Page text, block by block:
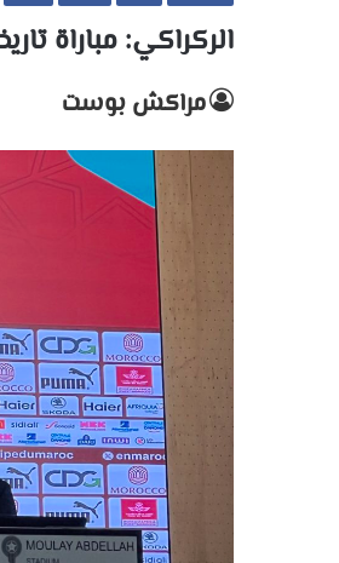
الركراكي: مباراة
مراكش بوست